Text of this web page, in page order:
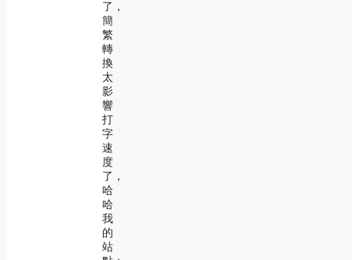
了，
簡
繁
轉
換
太
影
響
打
字
速
度
了，
哈
哈
我
的
站